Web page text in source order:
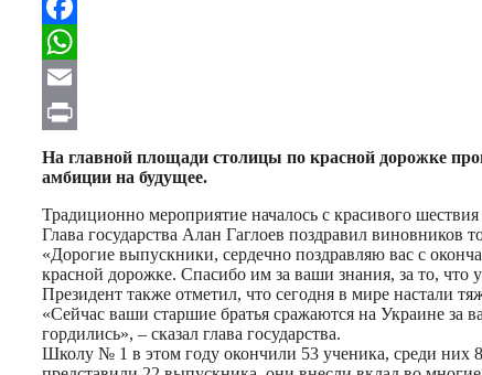
Telegram
Facebook
WhatsApp
Email
Print
На главной площади столицы по красной дорожке
амбиции на будущее.
Традиционно мероприятие началось с красивого
Глава государства Алан Гаглоев поздравил виновников
«Дорогие выпускники, сердечно поздравляю вас с
красной дорожке. Спасибо им за ваши знания, за то, что
Президент также отметил, что сегодня в мире настали
«Сейчас ваши старшие братья сражаются на Украине за
гордились», – сказал глава государства.
Школу № 1 в этом году окончили 53 ученика, среди них